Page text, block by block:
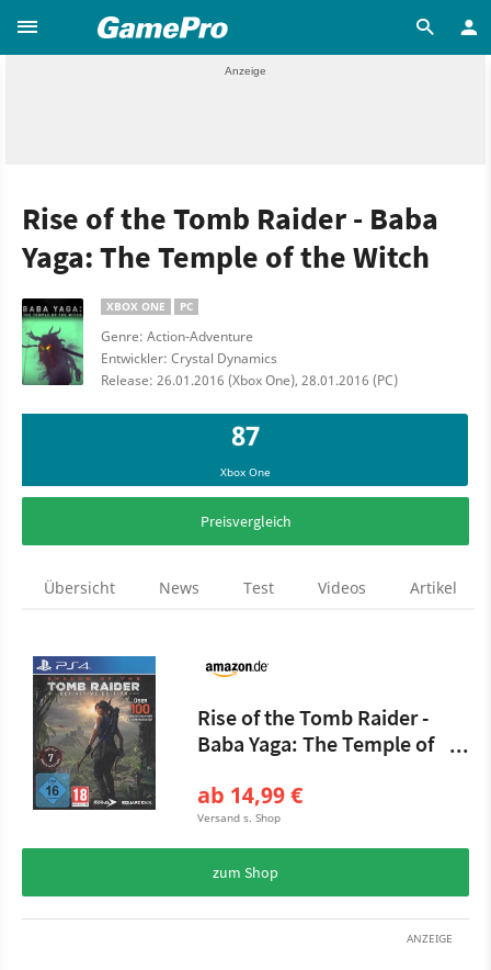
Rise of the Tomb Raider - Baba
Yaga: The Temple of the Witch
XBOX ONE PC
Genre: Action-Adventure
Entwickler: Crystal Dynamics
Release: 26.01.2016 (Xbox One), 28.01.2016 (PC)
87
Xbox One
Preisvergleich
Übersicht News Test Videos Artikel
Rise of the Tomb Raider -
Baba Yaga: The Temple of
ab 14,99 €
Versand s. Shop
zum Shop
ANZEIGE